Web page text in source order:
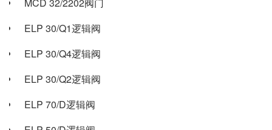
ELP 30/Q1逻辑阀
ELP 30/Q4逻辑阀
ELP 30/Q2逻辑阀
ELP 70/D逻辑阀